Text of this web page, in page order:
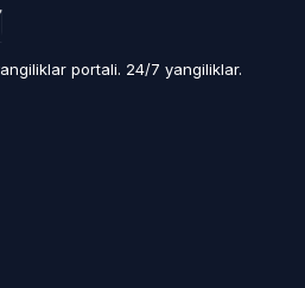
portali. 24/7 yangiliklar.